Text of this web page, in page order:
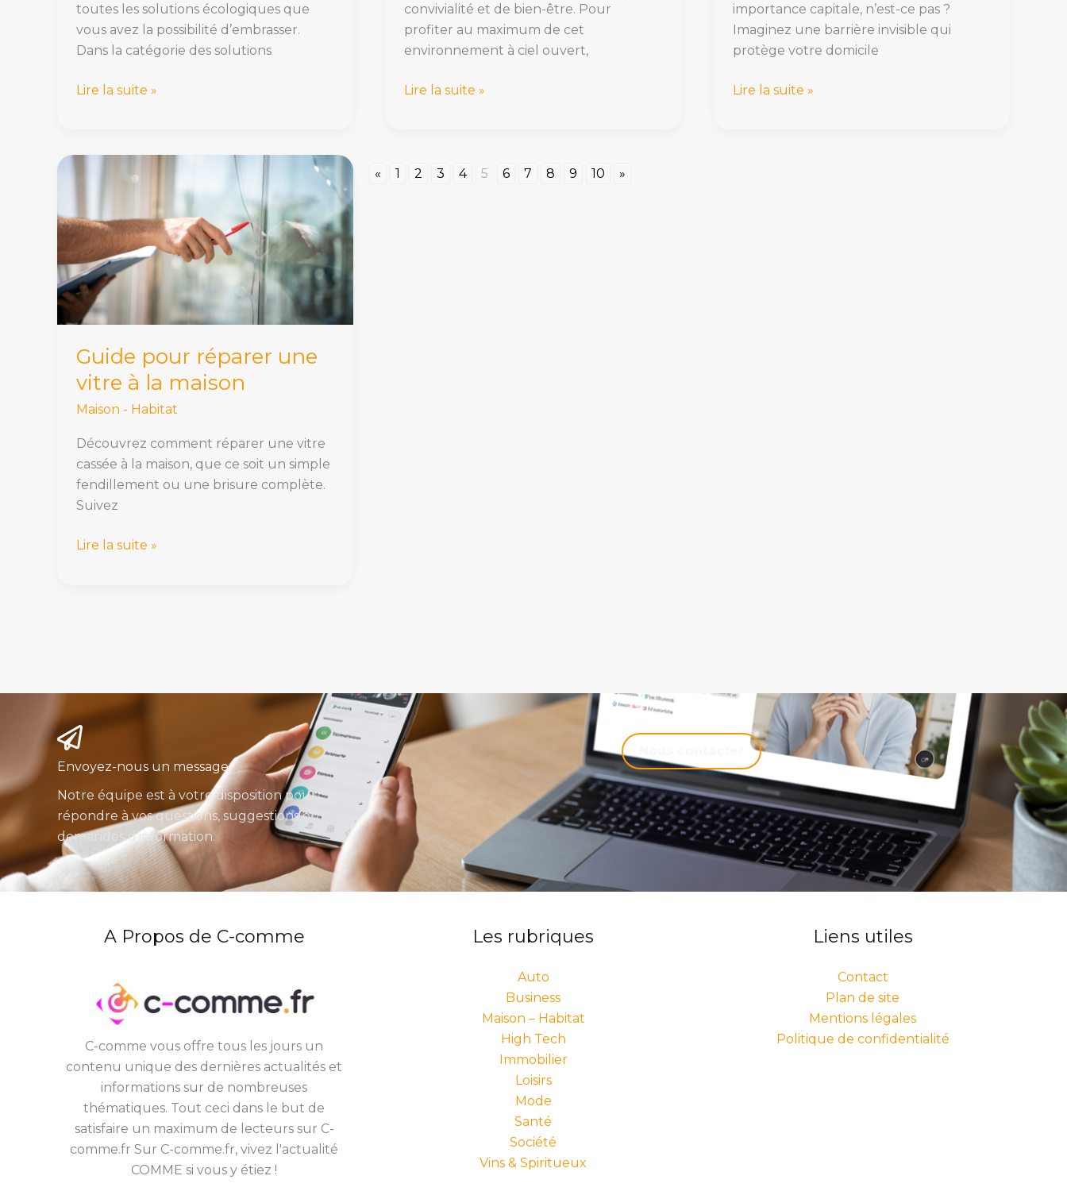
toutes les solutions écologiques que
vous avez la possibilité d’embrasser.
Dans la catégorie des solutions
Lire la suite »
convivialité et de bien-être. Pour
profiter au maximum de cet
environnement à ciel ouvert,
Lire la suite »
importance capitale, n’est-ce pas ?
Imaginez une barrière invisible qui
protège votre domicile
Lire la suite »
Guide pour réparer une
vitre à la maison
Maison - Habitat
Découvrez comment réparer une vitre
cassée à la maison, que ce soit un simple
fendillement ou une brisure complète.
Suivez
une
vitre
à
la
maison
Lire la suite »
« 1 2 3 4 5 6 7 8 9 10 »
Envoyez-nous un message
Notre équipe est à votre disposition pour
répondre à vos questions, suggestions ou
demandes d’information.
A Propos de C-comme
C-comme vous offre tous les jours un
contenu unique des dernières actualités et
informations sur de nombreuses
thématiques. Tout ceci dans le but de
satisfaire un maximum de lecteurs sur C-
comme.fr Sur C-comme.fr, vivez l'actualité
COMME si vous y étiez !
Les rubriques
Auto
Business
Maison – Habitat
High Tech
Immobilier
Loisirs
Mode
Santé
Société
Vins & Spiritueux
Liens utiles
Contact
Plan de site
Mentions légales
Politique de confidentialité